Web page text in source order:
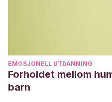
EMOSJONELL UTDANNING
Forholdet mellom
barn